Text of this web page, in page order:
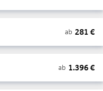
ab 281 €
ab 1.396€